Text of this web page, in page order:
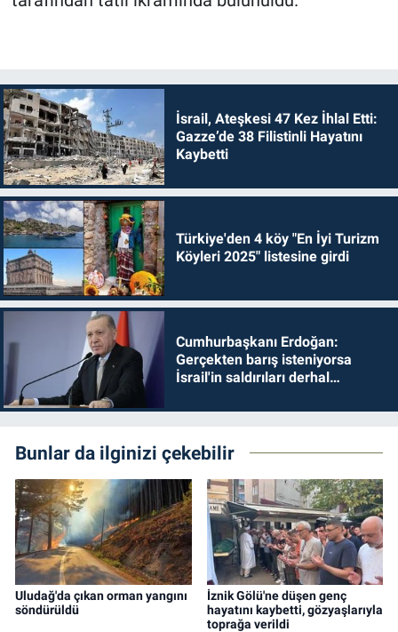
İsrail, Ateşkesi 47 Kez İhlal Etti:
Gazze’de 38 Filistinli Hayatını
Kaybetti
Türkiye'den 4 köy "En İyi Turizm
Köyleri 2025" listesine girdi
Cumhurbaşkanı Erdoğan:
Gerçekten barış isteniyorsa
İsrail'in saldırıları derhal
Bunlar da ilginizi çekebilir
Uludağ'da çıkan orman yangını
söndürüldü
İznik Gölü'ne düşen genç
hayatını kaybetti, gözyaşlarıyla
toprağa verildi